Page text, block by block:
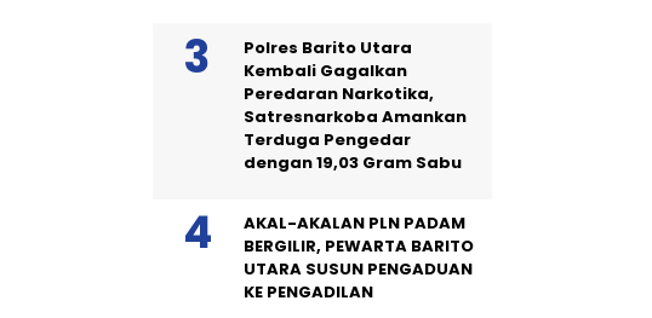
Polres Barito Utara
Kembali Gagalkan
Peredaran Narkotika,
Satresnarkoba Amankan
Terduga Pengedar
dengan 19,03 Gram Sabu
AKAL-AKALAN PLN PADAM
BERGILIR, PEWARTA BARITO
UTARA SUSUN PENGADUAN
KE PENGADILAN